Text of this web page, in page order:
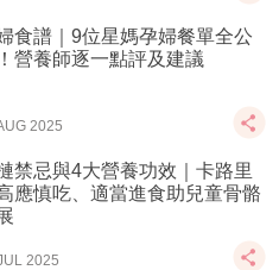
食譜｜9位星媽孕婦餐單全公
營養師逐一點評及建議
2025
禁忌與4大營養功效｜卡路里
應慎吃、適當進食助兒童骨骼
2025